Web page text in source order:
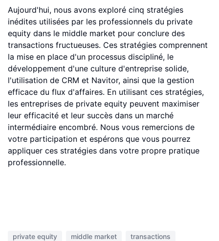
Aujourd'hui, nous avons exploré cinq stratégies
inédites utilisées par les professionnels du private
equity dans le middle market pour conclure des
transactions fructueuses. Ces stratégies comprennent
la mise en place d'un processus discipliné, le
développement d'une culture d'entreprise solide,
l'utilisation de CRM et Navitor, ainsi que la gestion
efficace du flux d'affaires. En utilisant ces stratégies,
les entreprises de private equity peuvent maximiser
leur efficacité et leur succès dans un marché
intermédiaire encombré. Nous vous remercions de
votre participation et espérons que vous pourrez
appliquer ces stratégies dans votre propre pratique
professionnelle.
private equity middle market
transactions